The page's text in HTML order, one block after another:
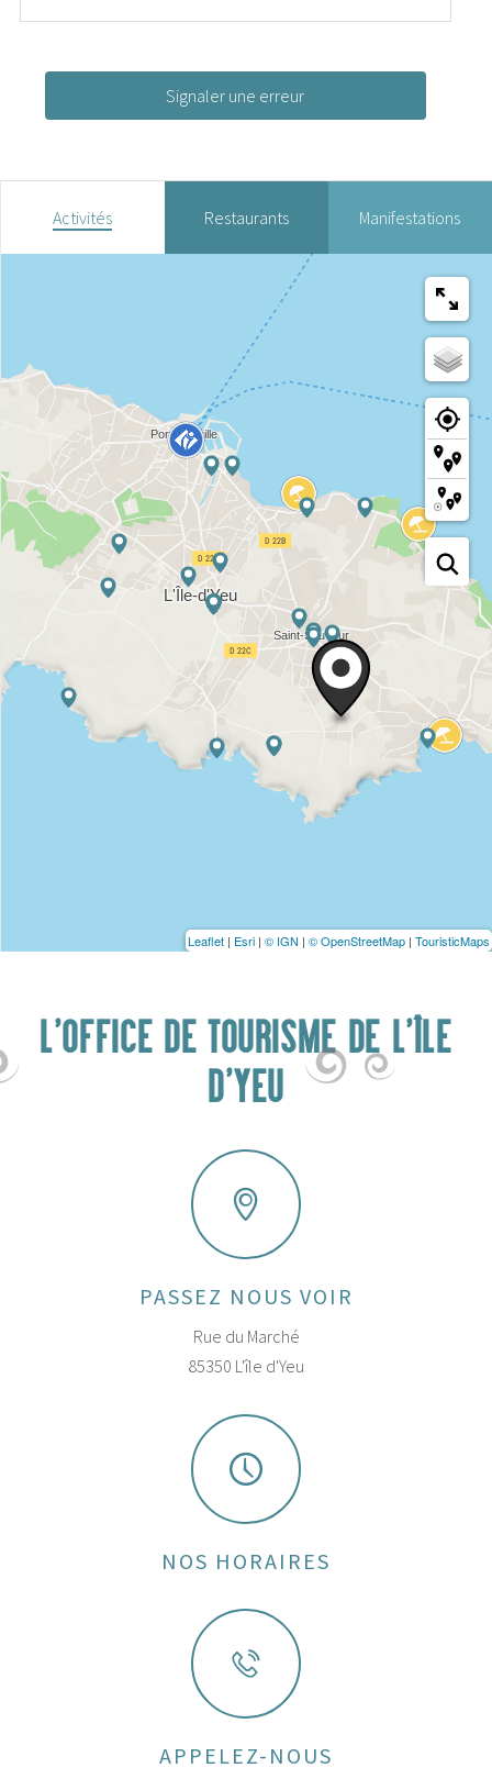
Signaler une erreur
Activités Restaurants Manifestations
Leaflet | Esri | © IGN | © OpenStreetMap | TouristicMaps
L'OFFICE DE TOURISME DE L'ÎLE
D'YEU
PASSEZ NOUS VOIR
Rue du Marché
85350 L'île d'Yeu
NOS HORAIRES
APPELEZ-NOUS